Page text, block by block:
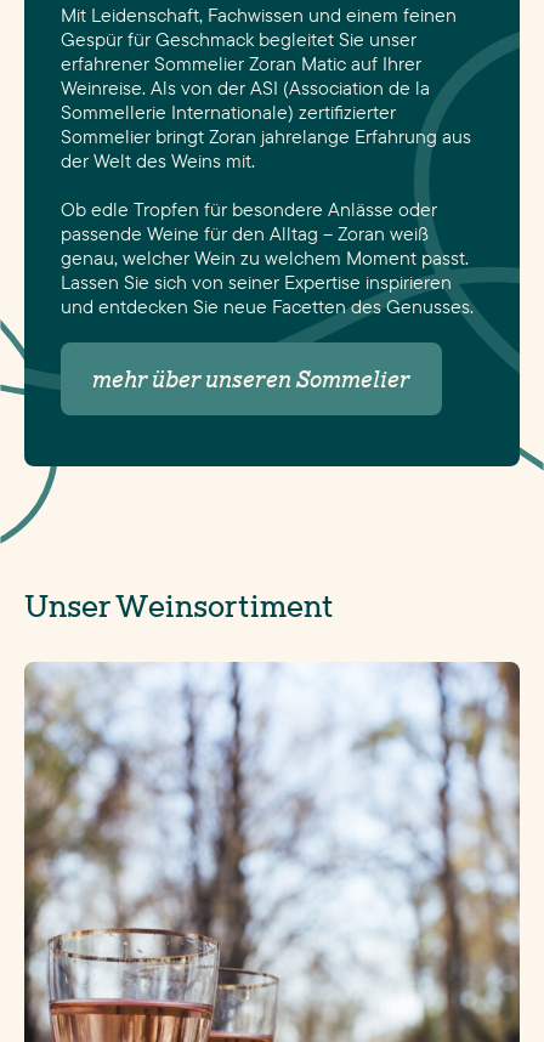
Mit Leidenschaft, Fachwissen und einem feinen
Gespür für Geschmack begleitet Sie unser
erfahrener Sommelier Zoran Matic auf Ihrer
Weinreise. Als von der ASI (Association de la
Sommellerie Internationale) zertifizierter
Sommelier bringt Zoran jahrelange Erfahrung aus
der Welt des Weins mit.
Ob edle Tropfen für besondere Anlässe oder
passende Weine für den Alltag – Zoran weiß
genau, welcher Wein zu welchem Moment passt.
Lassen Sie sich von seiner Expertise inspirieren
und entdecken Sie neue Facetten des Genusses.
mehr über unseren Sommelier
Unser Weinsortiment